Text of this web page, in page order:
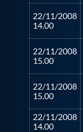
22/11/2008
14.00
22/11/2008
15.00
22/11/2008
15.00
22/11/2008
14.00